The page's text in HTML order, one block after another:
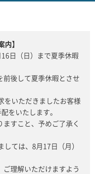
内】
日（日）まで夏季休暇
前後して夏季休暇とさせ
をいただきましたお客様
をいたします。
すこと、予めご了承く
ては、8月17日（月）
理解いただけますよう